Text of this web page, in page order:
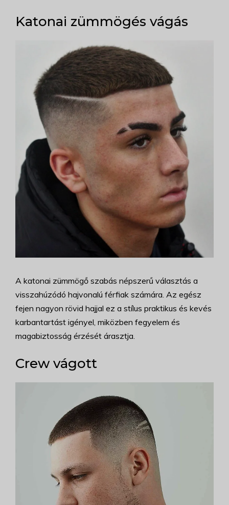
Katonai zümmögés vágás
A katonai zümmögő szabás népszerű választás a
visszahúzódó hajvonalú férfiak számára. Az egész
fejen nagyon rövid hajjal ez a stílus praktikus és kevés
karbantartást igényel, miközben fegyelem és
magabiztosság érzését árasztja.
Crew vágott